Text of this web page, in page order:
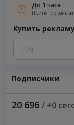
До 1 часа
Принятие заявки
Купить
1/24
Подписчики
20 696 / +0